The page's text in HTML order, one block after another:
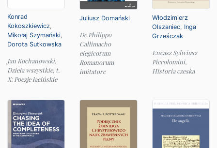
Konrad
Kokoszkiewicz,
Mikołaj Szymański,
Dorota Sutkowska
Jan Kochanowski,
Dzieła wszystkie, t.
X: Poezje łacińskie
Juliusz Domański
De Philippo
Callimacho
elegicorum
Romanorum
imitatore
Włodzimierz
Olszaniec, Inga
Grześczak
Eneasz Sylwiusz
Piccolomini,
Historia czeska